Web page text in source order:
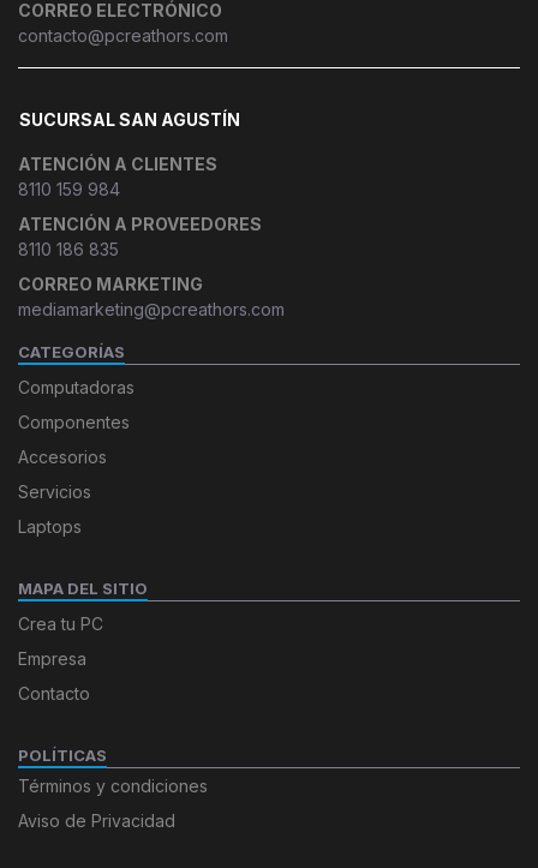
CORREO ELECTRÓNICO
contacto@pcreathors.com
SUCURSAL SAN AGUSTÍN
ATENCIÓN A CLIENTES
8110 159 984
ATENCIÓN A PROVEEDORES
8110 186 835
CORREO MARKETING
mediamarketing@pcreathors.com
CATEGORÍAS
Computadoras
Componentes
Accesorios
Servicios
Laptops
MAPA DEL SITIO
Crea tu PC
Empresa
Contacto
POLÍTICAS
Términos y condiciones
Aviso de Privacidad